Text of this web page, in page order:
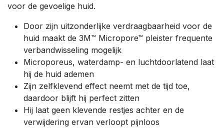
voor de gevoelige huid.
Door zijn uitzonderlijke verdraagbaarheid voor de
huid maakt de 3M™ Micropore™ pleister frequente
verbandwisseling mogelijk
Microporeus, waterdamp- en luchtdoorlatend laat
hij de huid ademen
Zijn zelfklevend effect neemt met de tijd toe,
daardoor blijft hij perfect zitten
Hij laat geen klevende restjes achter en de
verwijdering ervan verloopt pijnloos